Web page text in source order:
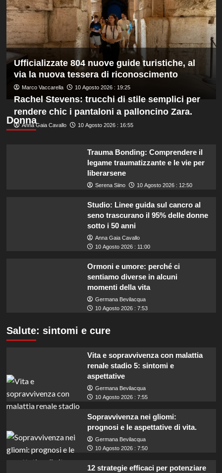
Jacobs
e
Battocletti
a
Birmingham
difendere
gli
di
Roma
Ufficializzate 804 nuove guide turistiche, al
via la nuova tessera di riconoscimento
Marco Vaccarella 10 Agosto 2026 : 19:25
Donna
Rachel Stevens: trucchi di stile semplici per
rendere chic i pantaloni a palloncino Zara.
Anna Gaia Cavallo 10 Agosto 2026 : 16:55
Trauma Bonding: Comprendere il
legame traumatizzante e le vie per
liberarsene
Serena Siino 10 Agosto 2026 : 12:50
Studio: Linee guida sul cancro al
seno trascurano il 95% delle donne
sotto i 50 anni
Anna Gaia Cavallo
10 Agosto 2026 : 11:00
Ormoni e umore: perché ci
sentiamo diverse in alcuni
momenti della vita
Germana Bevilacqua
10 Agosto 2026 : 7:53
Salute: sintomi e cure
Vita e sopravvivenza con malattia
renale stadio 5: sintomi e
aspettative
Germana Bevilacqua
10 Agosto 2026 : 7:55
Sopravvivenza nei gliomi:
prognosi e le aspettative di vita.
Germana Bevilacqua
10 Agosto 2026 : 7:50
12 strategie efficaci per potenziare